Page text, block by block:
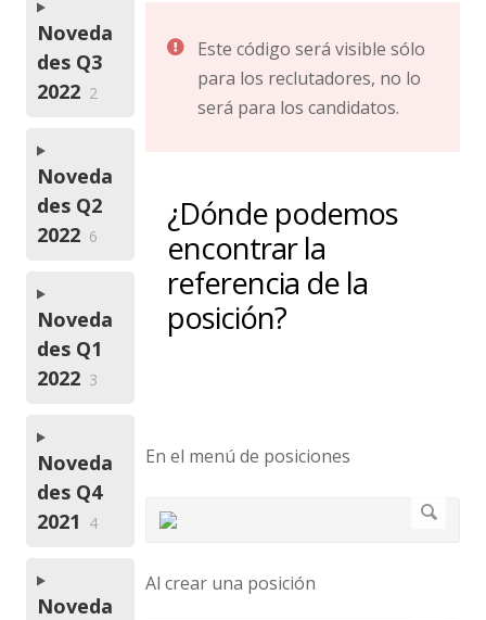
Este código será visible sólo
para los reclutadores, no lo
será para los candidatos.
¿Dónde podemos
encontrar la
referencia de la
posición?
En el menú de posiciones
Al crear una posición
Noveda
des Q3
2022 2
Noveda
des Q2
2022 6
Noveda
des Q1
2022 3
Noveda
des Q4
2021 4
Noveda